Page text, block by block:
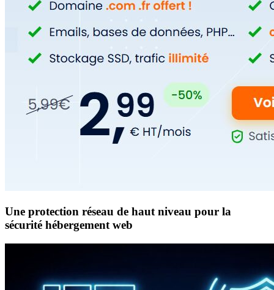
Une protection réseau de haut niveau pour la
sécurité hébergement web